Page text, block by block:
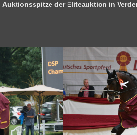
Auktionsspitze der Eliteauktion in